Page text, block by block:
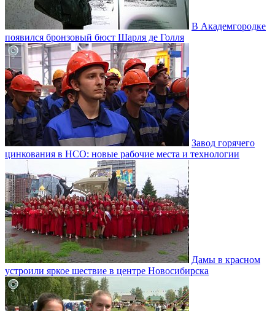
В Академгородке
появился бронзовый бюст Шарля де Голля
Завод горячего
цинкования в НСО: новые рабочие места и технологии
Дамы в красном
устроили яркое шествие в центре Новосибирска